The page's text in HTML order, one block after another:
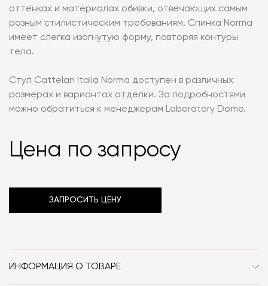
оттенках и материалах обивки, отвечающих самым
разным стилистическим требованиям. Спинка Norma
имеет слегка изогнутую форму, повторяя контуры
тела.
Стул Cattelan Italia Norma доступен в различных
размерах и вариантах отделки. За подробностями
можно обратиться к менеджерам Laboratory Dome.
Цена по запросу
ЗАПРОСИТЬ ЦЕНУ
ИНФОРМАЦИЯ О ТОВАРЕ